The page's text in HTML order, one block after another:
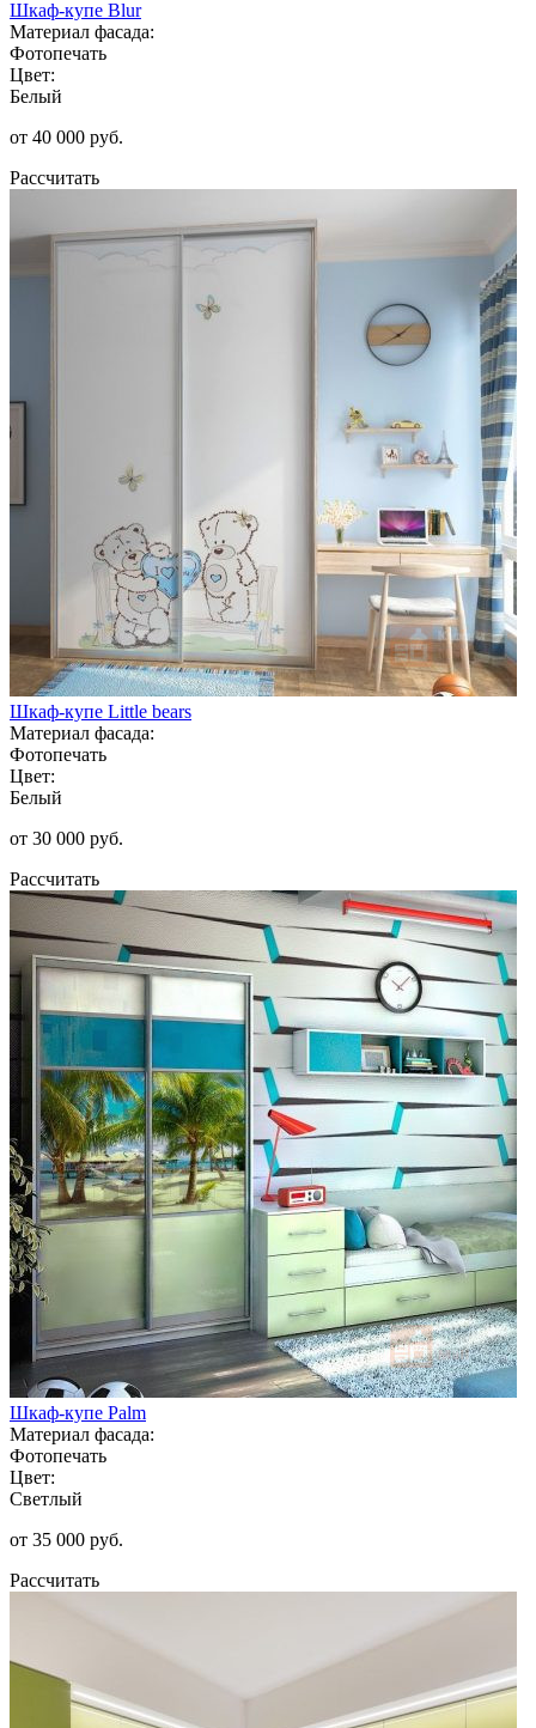
Шкаф-купе Blur
Материал фасада:
Фотопечать
Цвет:
Белый
от 40 000 руб.
Рассчитать
Шкаф-купе Little bears
Материал фасада:
Фотопечать
Цвет:
Белый
от 30 000 руб.
Рассчитать
Шкаф-купе Palm
Материал фасада:
Фотопечать
Цвет:
Светлый
от 35 000 руб.
Рассчитать